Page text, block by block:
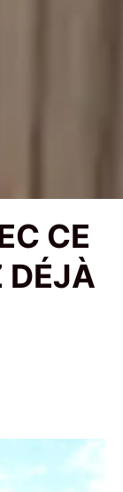
CE
DÉJÀ